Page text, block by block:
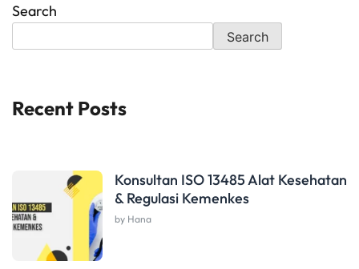
Search
Search
Recent Posts
Konsultan ISO 13485 Alat Kesehatan
& Regulasi Kemenkes
by Hana